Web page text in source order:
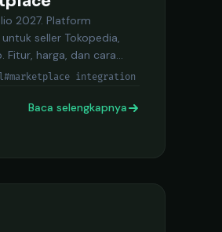
2027. Platform
seller Tokopedia,
Fitur, harga, dan cara
#marketplace integration
Baca selengkapnya